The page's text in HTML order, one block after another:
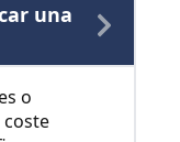
una
o
coste